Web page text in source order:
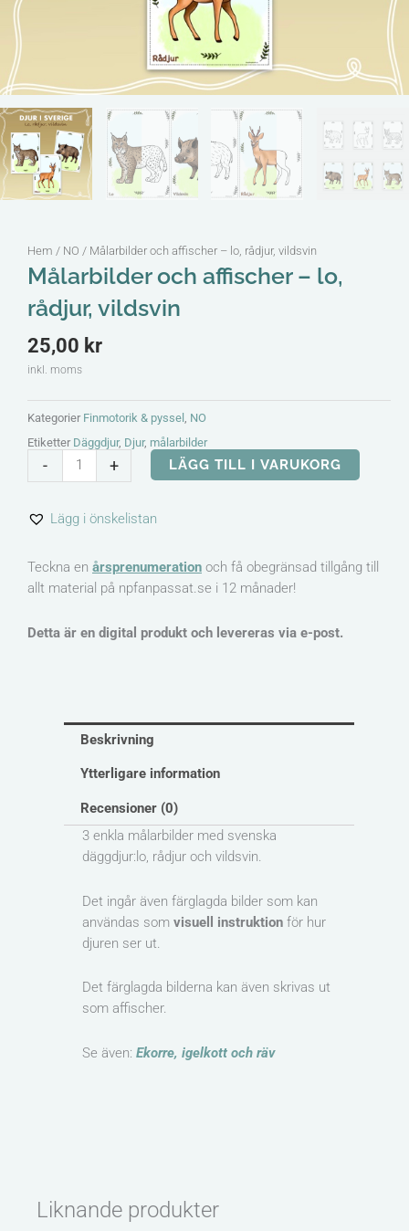
Hem / NO / Målarbilder och affischer – lo, rådjur, vildsvin
Målarbilder och affischer – lo,
rådjur, vildsvin
25,00 kr
inkl. moms
Kategorier Finmotorik & pyssel , NO
Etiketter Däggdjur, Djur, målarbilder
-
Målarbilder
och
-
rådjur,
vildsvin
+ LÄGG TILL I VARUKORG
Lägg i önskelistan
Teckna en årsprenumeration och få obegränsad tillgång till
allt material på npfanpassat.se i 12 månader!
Detta är en digital produkt och levereras via e-post.
Beskrivning
Ytterligare information
Recensioner (0)
3 enkla målarbilder med svenska
däggdjur:lo, rådjur och vildsvin.
Det ingår även färglagda bilder som kan
användas som visuell instruktion för hur
djuren ser ut.
Det färglagda bilderna kan även skrivas ut
som affischer.
Se även: Ekorre, igelkott och räv
Liknande produkter